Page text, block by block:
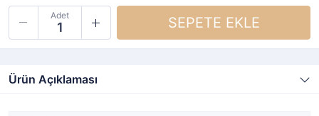
Adet
Ürün Açıklaması